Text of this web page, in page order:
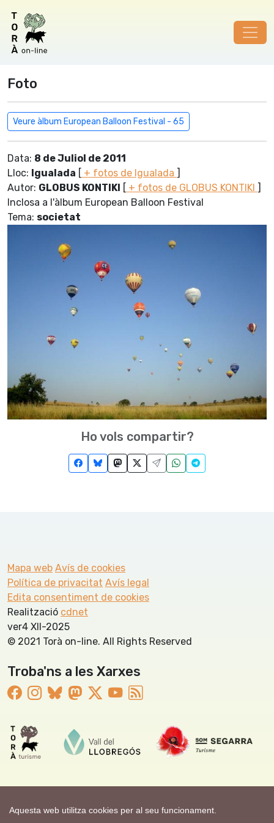
Aquesta web utilitza cookies per al seu funcionament.
Foto
Veure àlbum European Balloon Festival - 65
Data: 8 de Juliol de 2011
Lloc: Igualada [ + fotos de Igualada ]
Autor: GLOBUS KONTIKI [ + fotos de GLOBUS KONTIKI ]
Inclosa a l'àlbum European Balloon Festival
Tema: societat
Ho vols compartir?
Mapa web Avís de cookies
Política de privacitat Avís legal
Edita consentiment de cookies
Realització cdnet
ver4 XII-2025
© 2021 Torà on-line. All Rights Reserved
Troba'ns a les Xarxes